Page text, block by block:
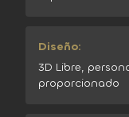
Diseño:
3D Libre,
proporcionado